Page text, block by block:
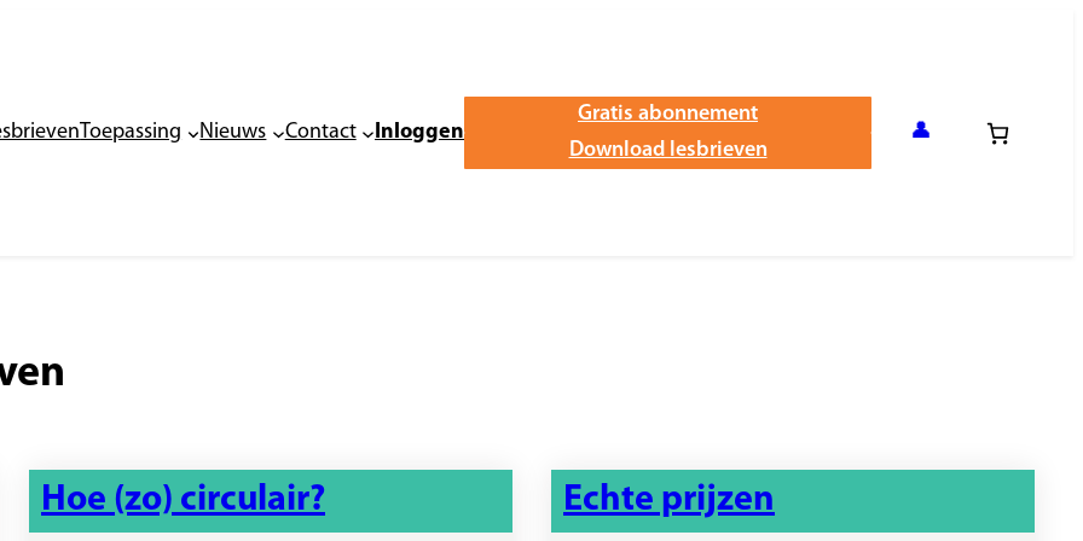
Toepassing Nieuws Contact Inloggen
Gratis abonnement
Download lesbrieven
👤
Hoe (zo) circulair? Echte prijzen